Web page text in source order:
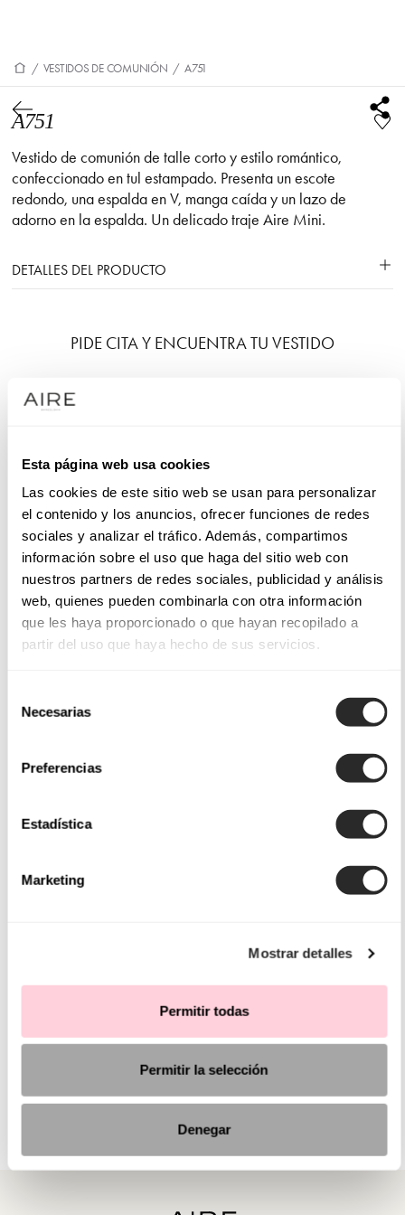
Esta página web usa cookies
Las cookies de este sitio web se usan para personalizar
el contenido y los anuncios, ofrecer funciones de redes
sociales y analizar el tráfico. Además, compartimos
información sobre el uso que haga del sitio web con
nuestros partners de redes sociales, publicidad y análisis
web, quienes pueden combinarla con otra información
que les haya proporcionado o que hayan recopilado a
partir del uso que haya hecho de sus servicios.
Necesarias
Preferencias
Estadística
Marketing
Mostrar detalles
Permitir todas
Permitir la selección
Denegar
/ VESTIDOS DE COMUNIÓN / A751
A751
Vestido de comunión de talle corto y estilo romántico,
confeccionado en tul estampado. Presenta un escote
redondo, una espalda en V, manga caída y un lazo de
adorno en la espalda. Un delicado traje Aire Mini.
DETALLES DEL PRODUCTO
PIDE CITA Y ENCUENTRA TU VESTIDO